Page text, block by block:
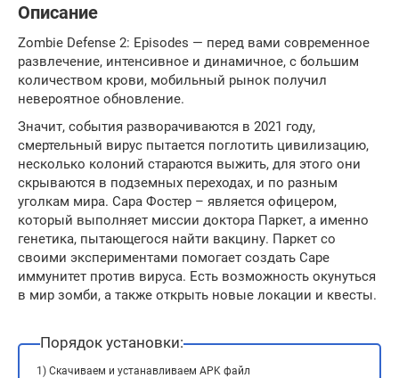
Описание
Zombie Defense 2: Episodes — перед вами современное
развлечение, интенсивное и динамичное, с большим
количеством крови, мобильный рынок получил
невероятное обновление.
Значит, события разворачиваются в 2021 году,
смертельный вирус пытается поглотить цивилизацию,
несколько колоний стараются выжить, для этого они
скрываются в подземных переходах, и по разным
уголкам мира. Сара Фостер – является офицером,
который выполняет миссии доктора Паркет, а именно
генетика, пытающегося найти вакцину. Паркет со
своими экспериментами помогает создать Саре
иммунитет против вируса. Есть возможность окунуться
в мир зомби, а также открыть новые локации и квесты.
Порядок установки:
1) Скачиваем и устанавливаем APK файл